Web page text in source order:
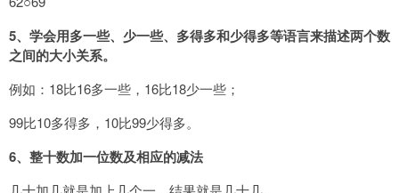
5、学会用多一些、少一些、多得多和少得多等语言来描述两个数
之间的大小关系。
例如：18比16多一些，16比18少一些；
99比10多得多，10比99少得多。
6、整十数加一位数及相应的减法